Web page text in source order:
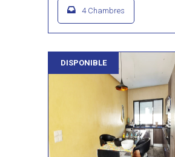
4 Chambres
DISPONIBLE